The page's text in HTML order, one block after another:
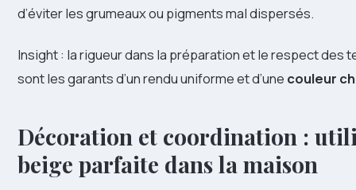
d’éviter les grumeaux ou pigments mal dispersés.
Insight : la rigueur dans la préparation et le respect des
sont les garants d’un rendu uniforme et d’une couleur
Décoration et coordination :
beige parfaite dans la maison